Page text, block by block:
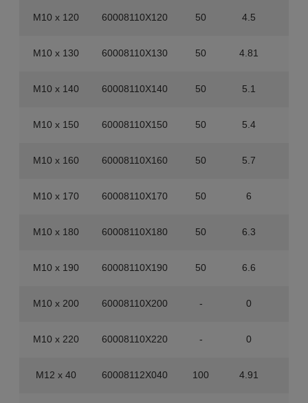
M10 x 120 60008110X120 50 4.5
M10 x 130 60008110X130 50 4.81
M10 x 140 60008110X140 50 5.1
M10 x 150 60008110X150 50 5.4
M10 x 160 60008110X160 50 5.7
M10 x 170 60008110X170 50 6
M10 x 180 60008110X180 50 6.3
M10 x 190 60008110X190 50 6.6
M10 x 200 60008110X200 - 0
M10 x 220 60008110X220 - 0
M12 x 40 60008112X040 100 4.91